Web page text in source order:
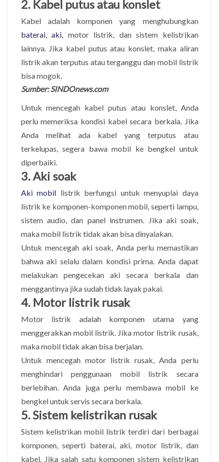
2. Kabel putus atau konslet
Kabel adalah komponen yang menghubungkan
baterai, aki, motor listrik, dan sistem kelistrikan
lainnya. Jika kabel putus atau konslet, maka aliran
listrik akan terputus atau terganggu dan mobil listrik
bisa mogok.
Sumber: SINDOnews.com
Untuk mencegah kabel putus atau konslet, Anda
perlu memeriksa kondisi kabel secara berkala. Jika
Anda melihat ada kabel yang terputus atau
terkelupas, segera bawa mobil ke bengkel untuk
diperbaiki.
3. Aki soak
Aki mobil listrik berfungsi untuk menyuplai daya
listrik ke komponen-komponen mobil, seperti lampu,
sistem audio, dan panel instrumen. Jika aki soak,
maka mobil listrik tidak akan bisa dinyalakan.
Untuk mencegah aki soak, Anda perlu memastikan
bahwa aki selalu dalam kondisi prima. Anda dapat
melakukan pengecekan aki secara berkala dan
menggantinya jika sudah tidak layak pakai.
4. Motor listrik rusak
Motor listrik adalah komponen utama yang
menggerakkan mobil listrik. Jika motor listrik rusak,
maka mobil tidak akan bisa berjalan.
Untuk mencegah motor listrik rusak, Anda perlu
menghindari penggunaan mobil listrik secara
berlebihan. Anda juga perlu membawa mobil ke
bengkel untuk servis secara berkala.
5. Sistem kelistrikan rusak
Sistem kelistrikan mobil listrik terdiri dari berbagai
komponen, seperti baterai, aki, motor listrik, dan
kabel. Jika salah satu komponen sistem kelistrikan